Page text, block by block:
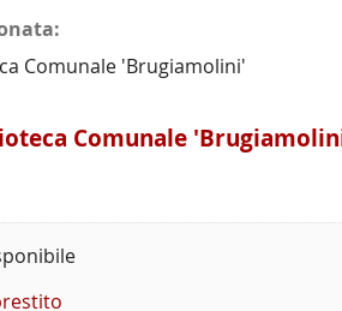
Comunale 'Brugiamolini'
Comunale